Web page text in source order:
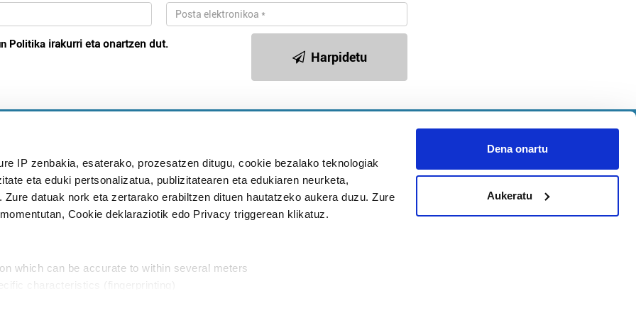
IP zenbakia, esaterako, prozesatzen ditugu, cookie bezalako teknologiak
eta eduki pertsonalizatua, publizitatearen eta edukiaren neurketa,
datuak nork eta zertarako erabiltzen dituen hautatzeko aukera duzu. Zure
Cookie deklaraziotik edo Privacy triggerean klikatuz.
which can be accurate to within several meters
Dena onartu
Aukeratu
Politika irakurri eta onartzen dut.
Harpidetu
Aniztasun politika
Cookieak
modu librean kontatzea da gure eginkizuna. Horretarako zure ekarpena